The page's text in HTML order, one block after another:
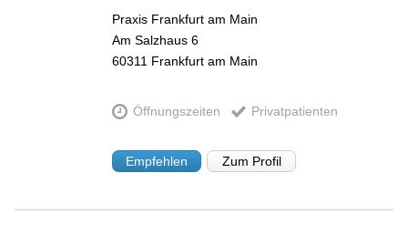
Praxis Frankfurt am Main
Am Salzhaus 6
60311 Frankfurt am Main
Öffnungszeiten Privatpatienten
Empfehlen Zum Profil